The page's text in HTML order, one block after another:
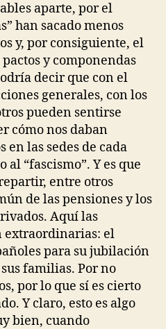
aparte, por el
han sacado menos
y, por consiguiente, el
y componendas
decir que con el
generales, con los
pueden sentirse
cómo nos daban
en las sedes de cada
“fascismo”. Y es que
entre otros
de las pensiones y los
Aquí las
extraordinarias: el
para su jubilación
familias. Por no
por lo que sí es cierto
Y claro, esto es algo
bien, cuando